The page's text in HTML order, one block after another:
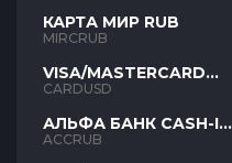
КАРТА МИР RUB
MIRCRUB
VISA/MASTERCARD
USD
CARDUSD
АЛЬФА БАНК CASH-IN
RUB
ACCRUB